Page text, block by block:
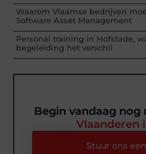
Waarom Vlaamse bedrijven
Software Asset Management
Personal training in Hofstade,
begeleiding het verschil
Begin vandaag nog
Vlaanderen
Stuur ons